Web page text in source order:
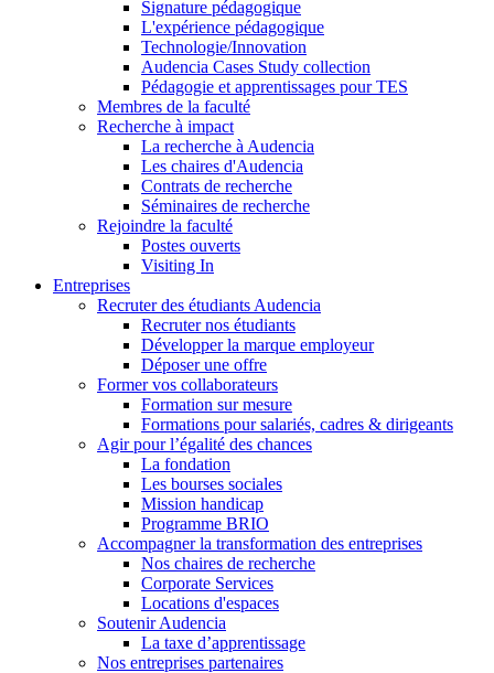
Signature pédagogique
L'expérience pédagogique
Technologie/Innovation
Audencia Cases Study collection
Pédagogie et apprentissages pour TES
Membres de la faculté
Recherche à impact
La recherche à Audencia
Les chaires d'Audencia
Contrats de recherche
Séminaires de recherche
Rejoindre la faculté
Postes ouverts
Visiting In
Entreprises
Recruter des étudiants Audencia
Recruter nos étudiants
Développer la marque employeur
Déposer une offre
Former vos collaborateurs
Formation sur mesure
Formations pour salariés, cadres & dirigeants
Agir pour l’égalité des chances
La fondation
Les bourses sociales
Mission handicap
Programme BRIO
Accompagner la transformation des entreprises
Nos chaires de recherche
Corporate Services
Locations d'espaces
Soutenir Audencia
La taxe d’apprentissage
Nos entreprises partenaires